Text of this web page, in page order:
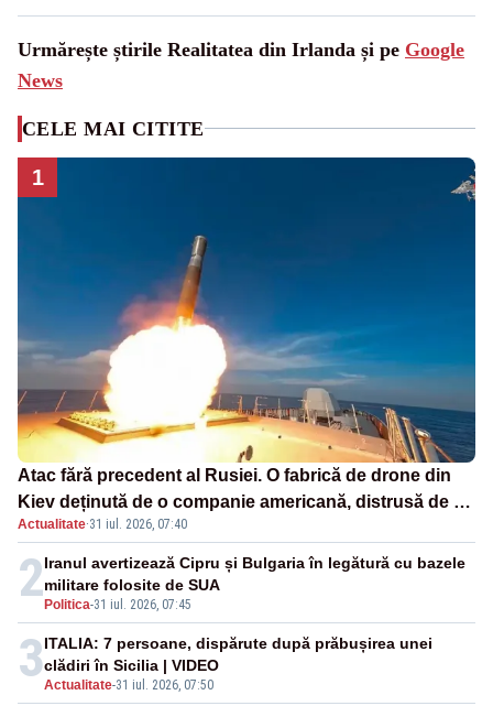
Urmărește știrile Realitatea din Irlanda și pe Google
News
CELE MAI CITITE
1
Atac fără precedent al Rusiei. O fabrică de drone din
Kiev deținută de o companie americană, distrusă de o
rachetă rusească
Actualitate·31 iul. 2026, 07:40
2 Politica-31 iul. 2026, 07:45
Iranul avertizează Cipru și Bulgaria în legătură cu bazele
militare folosite de SUA
3Actualitate-31 iul. 2026, 07:50
ITALIA: 7 persoane, dispărute după prăbușirea unei
clădiri în Sicilia | VIDEO